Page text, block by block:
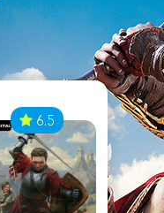
6.5